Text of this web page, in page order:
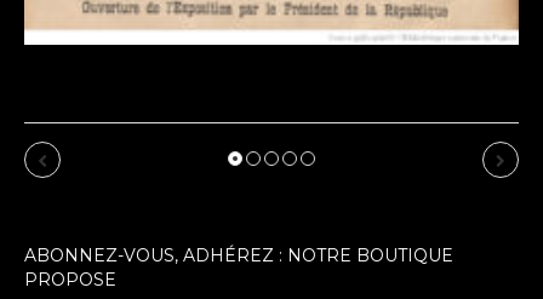
Previous Next
ABONNEZ-VOUS, ADHÉREZ : NOTRE BOUTIQUE
PROPOSE